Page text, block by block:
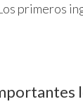
primeros